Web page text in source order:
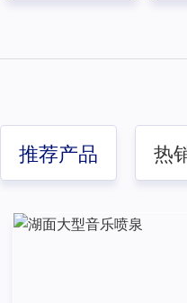
推荐产品 热